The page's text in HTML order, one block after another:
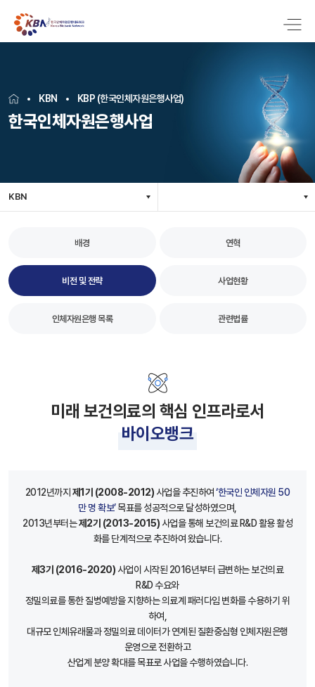
KBN KBP (한국인체자원은행사업)
한국인체자원은행사업
KBN
배경 연혁
비전 및 전략 사업현황
인체자원은행 목록 관련법률
미래 보건의료의 핵심 인프라로서
바이오뱅크
2012년까지 제1기 (2008-2012) 사업을 추진하여‘한국인 인체자원 50
만 명 확보’목표를 성공적으로 달성하였으며,
2013년부터는제2기 (2013-2015) 사업을 통해 보건의료 R&D 활용 활성
화를 단계적으로 추진하여 왔습니다.
제3기 (2016-2020) 사업이 시작된 2016년부터 급변하는 보건의료
R&D 수요와
정밀의료를 통한 질병예방을 지향하는 의료계 패러다임 변화를 수용하기 위
하여,
대규모 인체유래물과 정밀의료 데이터가 연계된 질환중심형 인체자원은행
운영으로 전환하고
산업계 분양 확대를 목표로 사업을 수행하였습니다.